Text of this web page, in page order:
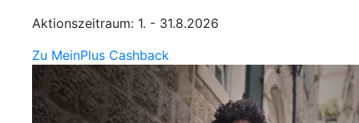
Aktionszeitraum: 1. - 31.8.2026
Zu MeinPlus Cashback